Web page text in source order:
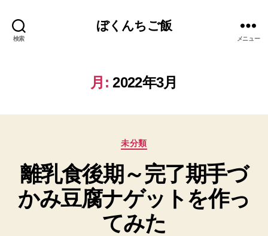
検索
ぼくんちご飯
メニュー
月: 2022年3月
カ
リ
ー
未分類
離乳食後期～完了期手づ
かみ豆腐ナゲットを作っ
てみた